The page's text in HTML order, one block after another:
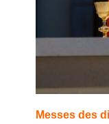
Messes des